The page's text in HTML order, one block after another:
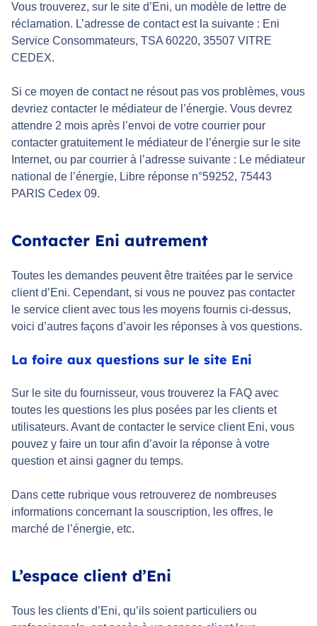
Vous trouverez, sur le site d’Eni, un modèle de lettre de
réclamation. L’adresse de contact est la suivante : Eni
Service Consommateurs, TSA 60220, 35507 VITRE
CEDEX.
Si ce moyen de contact ne résout pas vos problèmes, vous
devriez contacter le médiateur de l’énergie. Vous devrez
attendre 2 mois après l’envoi de votre courrier pour
contacter gratuitement le médiateur de l’énergie sur le site
Internet, ou par courrier à l’adresse suivante : Le médiateur
national de l’énergie, Libre réponse n°59252, 75443
PARIS Cedex 09.
Contacter Eni autrement
Toutes les demandes peuvent être traitées par le service
client d’Eni. Cependant, si vous ne pouvez pas contacter
le service client avec tous les moyens fournis ci-dessus,
voici d’autres façons d’avoir les réponses à vos questions.
La foire aux questions sur le site Eni
Sur le site du fournisseur, vous trouverez la FAQ avec
toutes les questions les plus posées par les clients et
utilisateurs. Avant de contacter le service client Eni, vous
pouvez y faire un tour afin d’avoir la réponse à votre
question et ainsi gagner du temps.
Dans cette rubrique vous retrouverez de nombreuses
informations concernant la souscription, les offres, le
marché de l’énergie, etc.
L’espace client d’Eni
Tous les clients d’Eni, qu’ils soient particuliers ou